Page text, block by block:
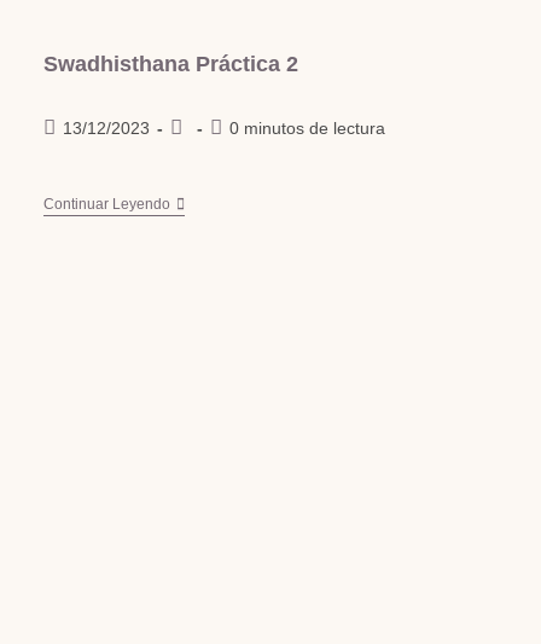
Swadhisthana Práctica 2
13/12/2023 0 minutos de lectura
Continuar Leyendo